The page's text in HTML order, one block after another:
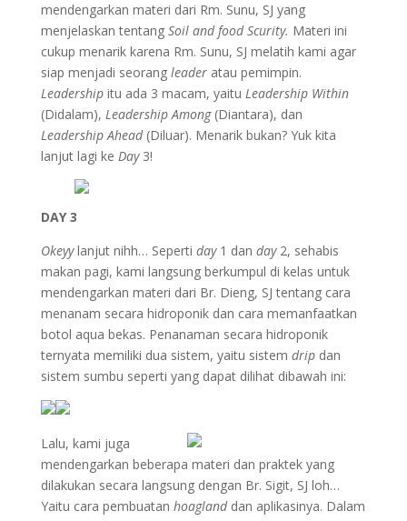
mendengarkan materi dari Rm. Sunu, SJ yang
menjelaskan tentang Soil and food Scurity. Materi ini
cukup menarik karena Rm. Sunu, SJ melatih kami agar
siap menjadi seorang leader atau pemimpin.
Leadership itu ada 3 macam, yaitu Leadership Within
(Didalam), Leadership Among(Diantara), dan
Leadership Ahead(Diluar). Menarik bukan? Yuk kita
lanjut lagi ke Day 3!
DAY 3
Okeyylanjut nihh… Seperti day1 dan day 2, sehabis
makan pagi, kami langsung berkumpul di kelas untuk
mendengarkan materi dari Br. Dieng, SJ tentang cara
menanam secara hidroponik dan cara memanfaatkan
botol aqua bekas. Penanaman secara hidroponik
ternyata memiliki dua sistem, yaitu sistem drip dan
sistem sumbu seperti yang dapat dilihat dibawah ini:
Lalu, kami juga
mendengarkan beberapa materi dan praktek yang
dilakukan secara langsung dengan Br. Sigit, SJ loh…
Yaitu cara pembuatan hoagland dan aplikasinya. Dalam